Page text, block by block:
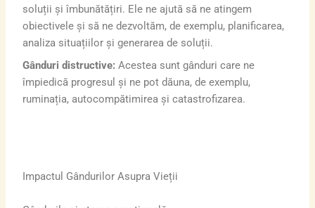
soluții și îmbunătățiri. Ele ne ajută să ne atingem
obiectivele și să ne dezvoltăm, de exemplu, planificarea,
analiza situațiilor și generarea de soluții.
Gânduri distructive: Acestea sunt gânduri care ne
împiedică progresul și ne pot dăuna, de exemplu,
ruminația, autocompătimirea și catastrofizarea.
Impactul Gândurilor Asupra Vieții